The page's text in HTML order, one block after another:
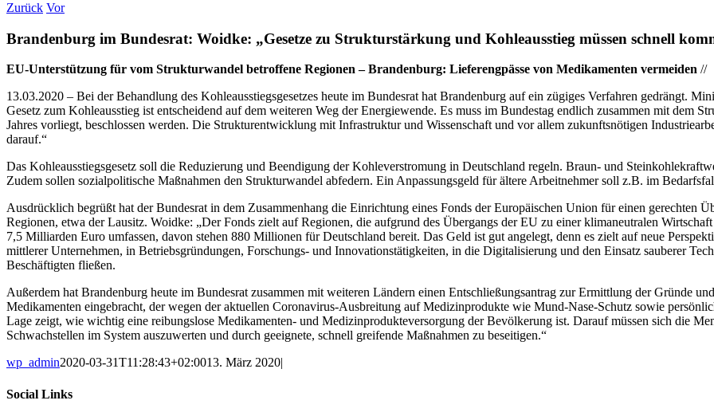
Zurück Vor
Brandenburg im Bundesrat: Woidke: „Gesetze zu Strukturstärkung und Kohleausstieg müssen schnell
EU-Unterstützung für vom Strukturwandel betroffene Regionen – Brandenburg: Lieferengpässe von Medikamenten vermeiden //
13.03.2020 – Bei der Behandlung des Kohleausstiegsgesetzes heute im Bundesrat hat Brandenburg auf ein zügiges Verfahren gedrängt.
Gesetz zum Kohleausstieg ist entscheidend auf dem weiteren Weg der Energiewende. Es muss im Bundestag endlich zusammen mit dem
Jahres vorliegt, beschlossen werden. Die Strukturentwicklung mit Infrastruktur und Wissenschaft und vor allem zukunftsnötigen
darauf.“
Das Kohleausstiegsgesetz soll die Reduzierung und Beendigung der Kohleverstromung in Deutschland regeln. Braun- und
Zudem sollen sozialpolitische Maßnahmen den Strukturwandel abfedern. Ein Anpassungsgeld für ältere Arbeitnehmer soll z.B. im
Ausdrücklich begrüßt hat der Bundesrat in dem Zusammenhang die Einrichtung eines Fonds der Europäischen Union für einen gerechten
Regionen, etwa der Lausitz. Woidke: „Der Fonds zielt auf Regionen, die aufgrund des Übergangs der EU zu einer klimaneutralen
7,5 Milliarden Euro umfassen, davon stehen 880 Millionen für Deutschland bereit. Das Geld ist gut angelegt, denn es zielt auf neue
mittlerer Unternehmen, in Betriebsgründungen, Forschungs- und Innovationstätigkeiten, in die Digitalisierung und den Einsatz sauberer
Beschäftigten fließen.
Außerdem hat Brandenburg heute im Bundesrat zusammen mit weiteren Ländern einen Entschließungsantrag zur Ermittlung der Gründe
Medikamenten eingebracht, der wegen der aktuellen Coronavirus-Ausbreitung auf Medizinprodukte wie Mund-Nase-Schutz sowie
Lage zeigt, wie wichtig eine reibungslose Medikamenten- und Medizinprodukteversorgung der Bevölkerung ist. Darauf müssen sich die
Schwachstellen im System auszuwerten und durch geeignete, schnell greifende Maßnahmen zu beseitigen.“
wp_admin2020-03-31T11:28:43+02:0013. März 2020|
Social Links